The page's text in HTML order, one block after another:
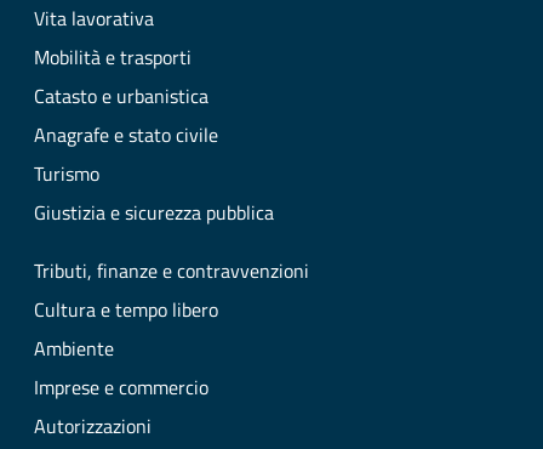
Vita lavorativa
Mobilità e trasporti
Catasto e urbanistica
Anagrafe e stato civile
Turismo
Giustizia e sicurezza pubblica
Tributi, finanze e contravvenzioni
Cultura e tempo libero
Ambiente
Imprese e commercio
Autorizzazioni